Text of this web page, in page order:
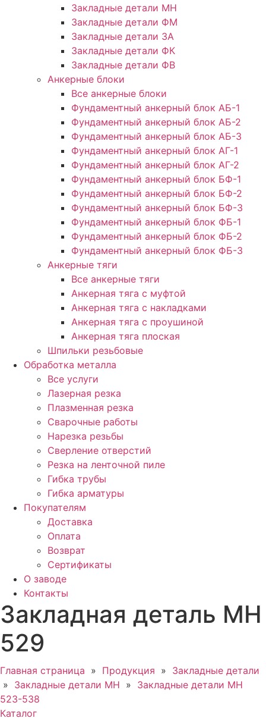
Закладные детали МН
Закладные детали ФМ
Закладные детали ЗА
Закладные детали ФК
Закладные детали ФВ
Анкерные блоки
Все анкерные блоки
Фундаментный анкерный блок АБ-1
Фундаментный анкерный блок АБ-2
Фундаментный анкерный блок АБ-3
Фундаментный анкерный блок АГ-1
Фундаментный анкерный блок АГ-2
Фундаментный анкерный блок БФ-1
Фундаментный анкерный блок БФ-2
Фундаментный анкерный блок БФ-3
Фундаментный анкерный блок ФБ-1
Фундаментный анкерный блок ФБ-2
Фундаментный анкерный блок ФБ-3
Анкерные тяги
Все анкерные тяги
Анкерная тяга с муфтой
Анкерная тяга с накладками
Анкерная тяга с проушиной
Анкерная тяга плоская
Шпильки резьбовые
Обработка металла
Все услуги
Лазерная резка
Плазменная резка
Сварочные работы
Нарезка резьбы
Сверление отверстий
Резка на ленточной пиле
Гибка трубы
Гибка арматуры
Покупателям
Доставка
Оплата
Возврат
Сертификаты
О заводе
Контакты
Закладная деталь МН
529
Главная страница » Продукция » Закладные детали
» Закладные детали МН » Закладные детали МН
523-538
Каталог